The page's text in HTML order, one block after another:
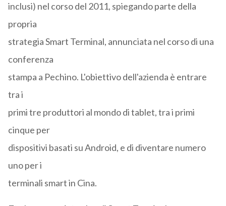
inclusi) nel corso del 2011, spiegando parte della
propria
strategia Smart Terminal, annunciata nel corso di una
conferenza
stampa a Pechino. L'obiettivo dell'azienda è entrare
tra i
primi tre produttori al mondo di tablet, tra i primi
cinque per
dispositivi basati su Android, e di diventare numero
uno per i
terminali smart in Cina.